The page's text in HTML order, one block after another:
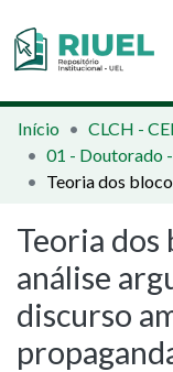
Orientações e
Comunidades e
Estatísticas
Início
Teoria dos
análise
discurso